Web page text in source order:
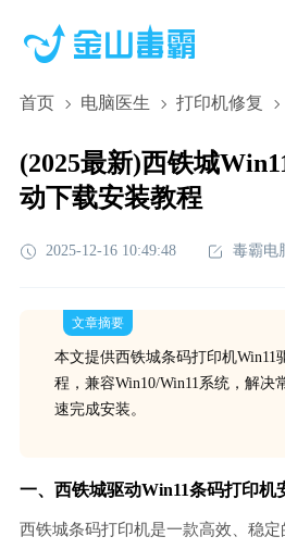
首页 电脑医生 打印机修复
(2025最新)西铁城
动下载安装教程
2025-12-16 10:49:48 毒霸电
文章摘要
本文提供西铁城条码打印机Win11
程，兼容Win10/Win11系统，解决
速完成安装。
一、西铁城驱动Win11条码打印机
西铁城条码打印机是一款高效、稳